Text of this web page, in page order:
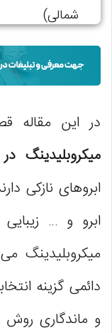
شمالی)
آکادمی
نیا (عظیمیه)
مرکز تخصصی
پریا گودرزی
آکادمی
در این مقاله
میکروبلیدینگ
ابروهای نازکی
ابرو و …
میکروبلیدینگ
دائمی گزینه
و ماندگاری